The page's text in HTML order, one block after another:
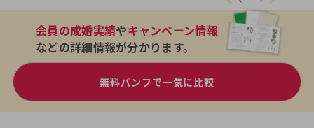
会員の成婚実績やキャンペーン情報
などの詳細情報が分かります。
無料パンフで一気に比較